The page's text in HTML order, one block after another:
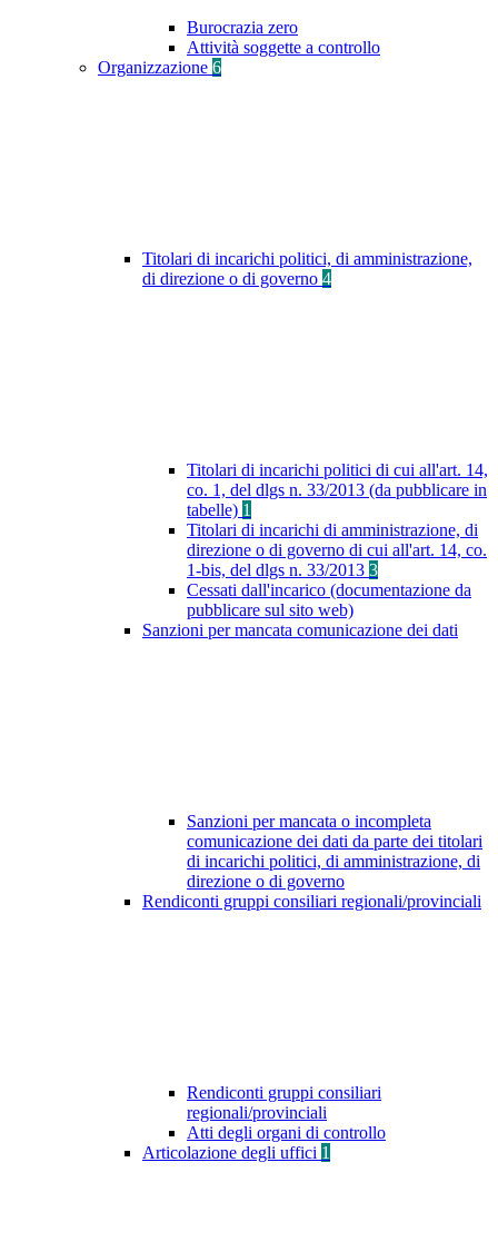
Burocrazia zero
Attività soggette a controllo
Organizzazione 6
Titolari di incarichi politici, di amministrazione,
di direzione o di governo 4
Titolari di incarichi politici di cui all'art. 14,
co. 1, del dlgs n. 33/2013 (da pubblicare in
tabelle) 1
Titolari di incarichi di amministrazione, di
direzione o di governo di cui all'art. 14, co.
1-bis, del dlgs n. 33/2013 3
Cessati dall'incarico (documentazione da
pubblicare sul sito web)
Sanzioni per mancata comunicazione dei dati
Sanzioni per mancata o incompleta
comunicazione dei dati da parte dei titolari
di incarichi politici, di amministrazione, di
direzione o di governo
Rendiconti gruppi consiliari regionali/provinciali
Rendiconti gruppi consiliari
regionali/provinciali
Atti degli organi di controllo
Articolazione degli uffici 1